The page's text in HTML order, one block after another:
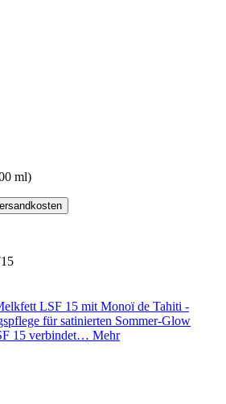
ml)
LSF 15 mit Monoï de Tahiti -
für satinierten Sommer-Glow
15 verbindet… Mehr